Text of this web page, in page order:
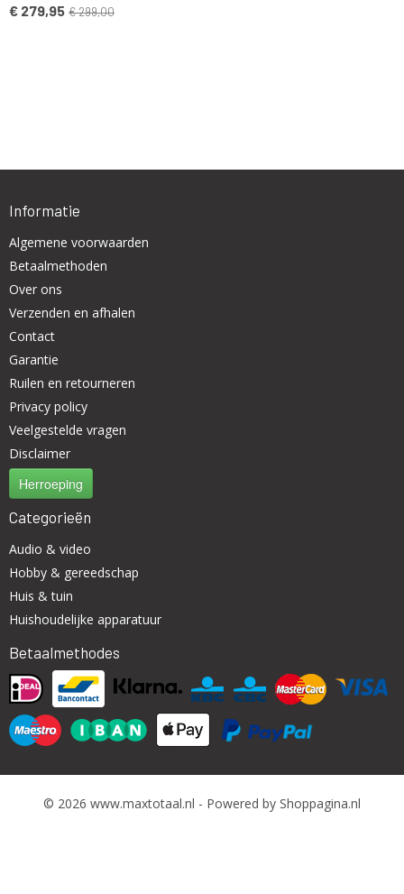
€ 279,95 € 299,00
Informatie
Algemene voorwaarden
Betaalmethoden
Over ons
Verzenden en afhalen
Contact
Garantie
Ruilen en retourneren
Privacy policy
Veelgestelde vragen
Disclaimer
Herroeping
Categorieën
Audio & video
Hobby & gereedschap
Huis & tuin
Huishoudelijke apparatuur
Betaalmethodes
© 2026 www.maxtotaal.nl - Powered by Shoppagina.nl